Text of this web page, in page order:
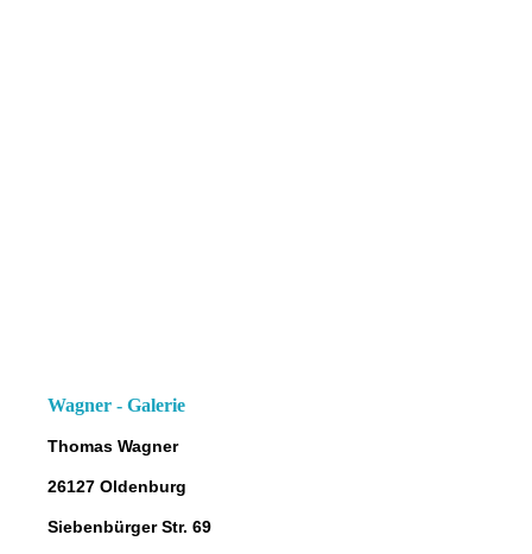
Wagner - Galerie
Thomas Wagner
26127 Oldenburg
Siebenbürger Str. 69